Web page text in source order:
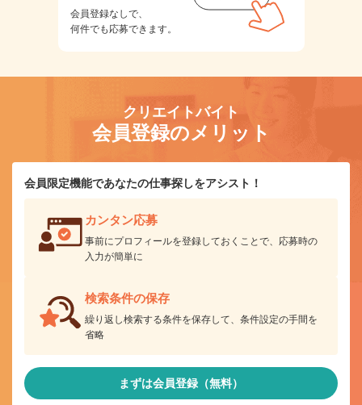
会員登録なしで、
何件でも応募できます。
クリエイトバイト
会員登録のメリット
会員限定機能であなたの仕事探しをアシスト！
カンタン応募
事前にプロフィールを登録しておくことで、応募時の
入力が簡単に
検索条件の保存
繰り返し検索する条件を保存して、条件設定の手間を
省略
まずは会員登録（無料）